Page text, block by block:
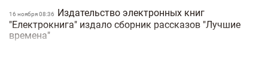
16 ноября 08:36
Издательство электронных книг
"Електрокнига" издало сборник рассказов "Лучшие
времена"